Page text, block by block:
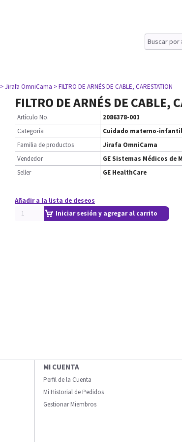
> Jirafa OmniCama > FILTRO DE ARNÉS DE CABLE, CARESTATION
FILTRO DE ARNÉS DE CABLE,
Artículo No.
2086378-001
Categoría
Cuidado materno-infantil
Familia de productos
Jirafa OmniCama
Vendedor
GE Sistemas Médicos de
Seller
GE HealthCare
Añadir a la lista de deseos
Iniciar sesión y agregar al carrito
MI CUENTA
Perfil de la Cuenta
Mi Historial de Pedidos
Gestionar Miembros